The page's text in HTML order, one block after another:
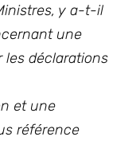
y a-t-il
une
les déclarations
et une
référence